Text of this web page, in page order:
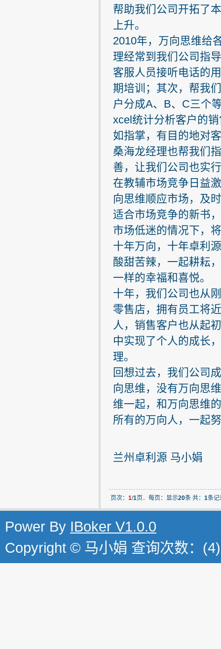
帮助我们公司开拓了
上升。
2010年，万向思维给
理经常到我们公司指
客服人员接听电话的
期培训；其次，帮我
户分成A、B、C三个
xcel统计分析客户的
如指掌，有目的地对
桑海龙经理也帮我们
善，让我们公司也实
在教辅市场竞争日益
向思维顺应市场，及
适合市场竞争的新书
市场低迷的情况下，
十年万向，十年卓利
酸甜苦辣，一起耕耘
一样的幸福和喜悦。
十年，我们公司也从
零售店，拥有员工将
人，销售客户也从起
中实现了个人的成长
理。
回想过去，我们公司
向思维，没有万向思
维一起，和万向思维
所有的万向人，一起
兰州卓利源 马小娟
页次： 1/1页．每页：显示20条 共： 1条记
Power By IBoker V1.0.0
Copyright © 马小娟 查询次数：